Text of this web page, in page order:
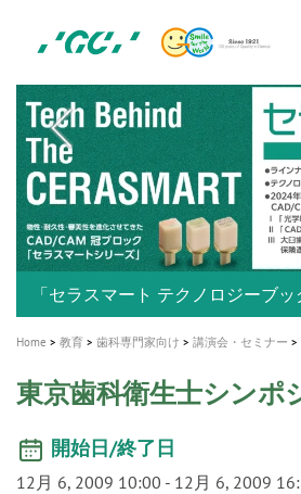
content
社
ジ
ー
シ
ー
M
A healthy smile greatly contributes
新発売 エバーエックス フロー
「セラスマート テクノロジーブ
「イニシャル LiSi（リジ）ブロッ
ク」公開
歯を内部まで白くする
新製品 イオム ナゴミ for DH
専用サイトはこちら
新製品バキュクレーブ 118 / 318
製品の詳細情報はこちら
インプラント Aadva®
GCグループ企業
Home 教育 歯科専門家向け 講演会・セミナー
東京歯科衛生士シンポ
開始日/終了日
12月 6, 2009 10:00 - 12月 6, 2009